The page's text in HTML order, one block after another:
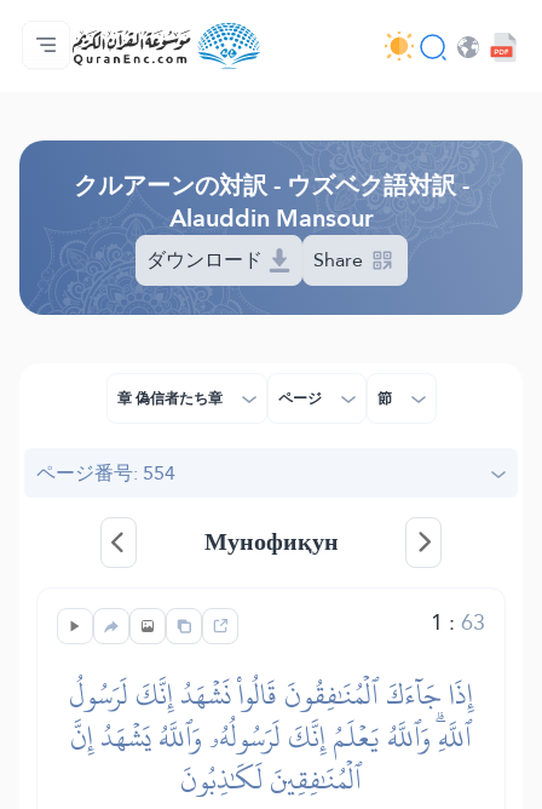
ホーム
対訳の目次
Audio
開発者向け提供サービス - API
事業内容
お問い合わせ
言語
クルアーンの対訳 - ウズベク語対訳 -
Alauddin Mansour
ダウンロード Share
章 偽信者たち章 ページ 節
ページ番号: 554
Мунофиқун
1 :63
إِذَا جَآءَكَ ٱلۡمُنَٰفِقُونَ قَالُواْ نَشۡهَدُ إِنَّكَ لَرَسُولُ
ٱللَّهِۗ وَٱللَّهُ يَعۡلَمُ إِنَّكَ لَرَسُولُهُۥ وَٱللَّهُ يَشۡهَدُ إِنَّ
ٱلۡمُنَٰفِقِينَ لَكَٰذِبُونَ